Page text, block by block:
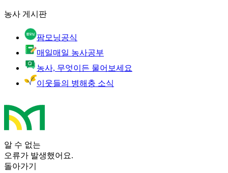
농사 게시판
팜모닝공식
매일매일 농사공부
농사, 무엇이든 물어보세요
이웃들의 병해충 소식
알 수 없는
오류가 발생했어요.
돌아가기